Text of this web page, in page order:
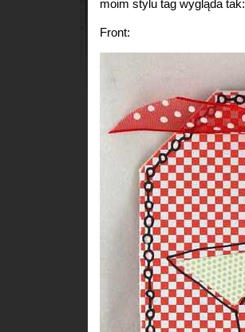
moim stylu tag wygląda tak:
Front: